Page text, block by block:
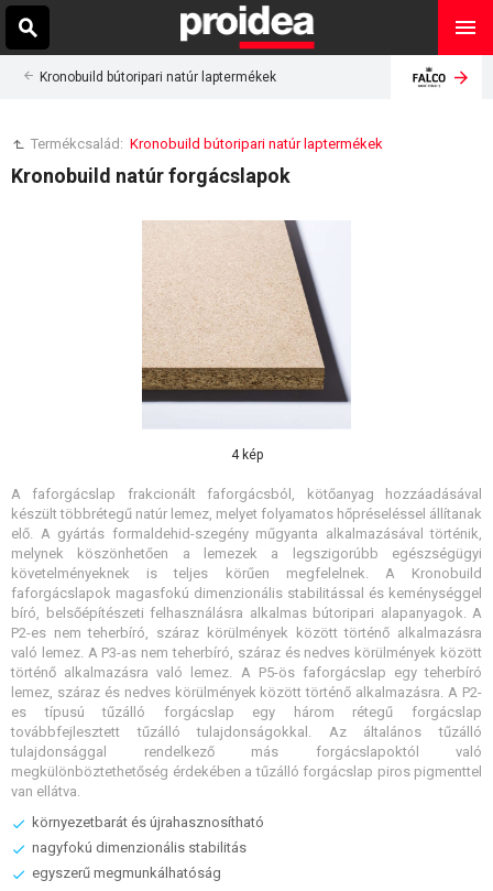
Kronobuild bútoripari natúr laptermékek
Termékcsalád: Kronobuild bútoripari natúr laptermékek
Kronobuild natúr forgácslapok
4 kép
A faforgácslap frakcionált faforgácsból, kötőanyag hozzáadásával
készült többrétegű natúr lemez, melyet folyamatos hőpréseléssel állítanak
elő. A gyártás formaldehid-szegény műgyanta alkalmazásával történik,
melynek köszönhetően a lemezek a legszigorúbb egészségügyi
követelményeknek is teljes körűen megfelelnek. A Kronobuild
faforgácslapok magasfokú dimenzionális stabilitással és keménységgel
bíró, belsőépítészeti felhasználásra alkalmas bútoripari alapanyagok. A
P2-es nem teherbíró, száraz körülmények között történő alkalmazásra
való lemez. A P3-as nem teherbíró, száraz és nedves körülmények között
történő alkalmazásra való lemez. A P5-ös faforgácslap egy teherbíró
lemez, száraz és nedves körülmények között történő alkalmazásra. A P2-
es típusú tűzálló forgácslap egy három rétegű forgácslap
továbbfejlesztett tűzálló tulajdonságokkal. Az általános tűzálló
tulajdonsággal rendelkező más forgácslapoktól való
megkülönböztethetőség érdekében a tűzálló forgácslap piros pigmenttel
van ellátva.
környezetbarát és újrahasznosítható
nagyfokú dimenzionális stabilitás
egyszerű megmunkálhatóság